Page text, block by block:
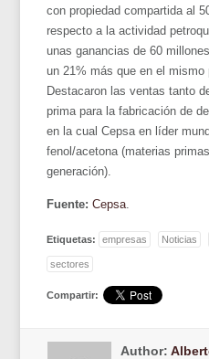
con propiedad compartida al
respecto a la actividad
unas ganancias de 60
un 21% más que en el mismo
Destacaron las ventas tanto
prima para la fabricación de
en la cual Cepsa en líder
fenol/acetona (materias
generación).
Fuente: Cepsa
Etiquetas: empresas Noticias
sectores
Compartir:
Author: